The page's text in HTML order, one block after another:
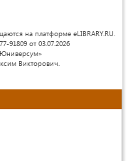
на платформе eLIBRARY.RU.
от 03.07.2026
Викторович.